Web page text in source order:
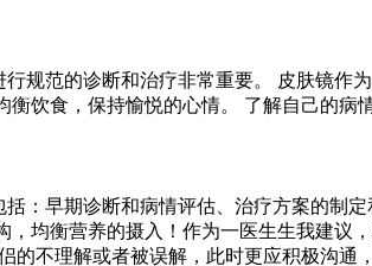
规范的诊断和治疗非常重要。 皮肤镜
饮食，保持愉悦的心情。 了解自己的病
：早期诊断和病情评估、治疗方案的制
均衡营养的摄入！作为一医生生我建
的不理解或者被误解，此时更应积极沟